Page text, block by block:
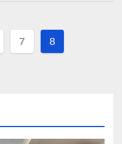
7 8